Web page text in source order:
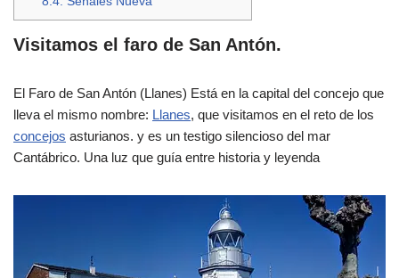
Visitamos el faro de San Antón.
El Faro de San Antón (Llanes) Está en la capital del concejo que
lleva el mismo nombre: Llanes, que visitamos en el reto de los
concejos asturianos. y es un testigo silencioso del mar
Cantábrico. Una luz que guía entre historia y leyenda